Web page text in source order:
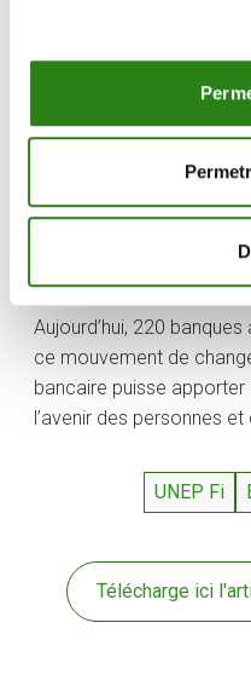
Nations Unies et à adopter
Depuis sa création,
responsabilité sociétale
élément clé de la
signature des Principes
l’entité renforce son
dans tous les domaines
Aujourd’hui, 220
ce mouvement de
bancaire puisse
l’avenir des personnes
UNEP Fi
Télécharge ici